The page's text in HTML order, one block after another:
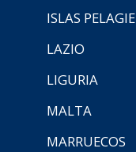
ISLAS PELAGIE
LAZIO
LIGURIA
MALTA
MARRUECOS